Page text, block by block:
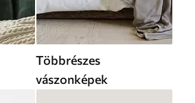
Többrészes
vászonképek